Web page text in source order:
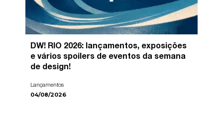
DW! RIO 2026: lançamentos, exposições
e vários spoilers de eventos da semana
de design!
Lançamentos
04/08/2026